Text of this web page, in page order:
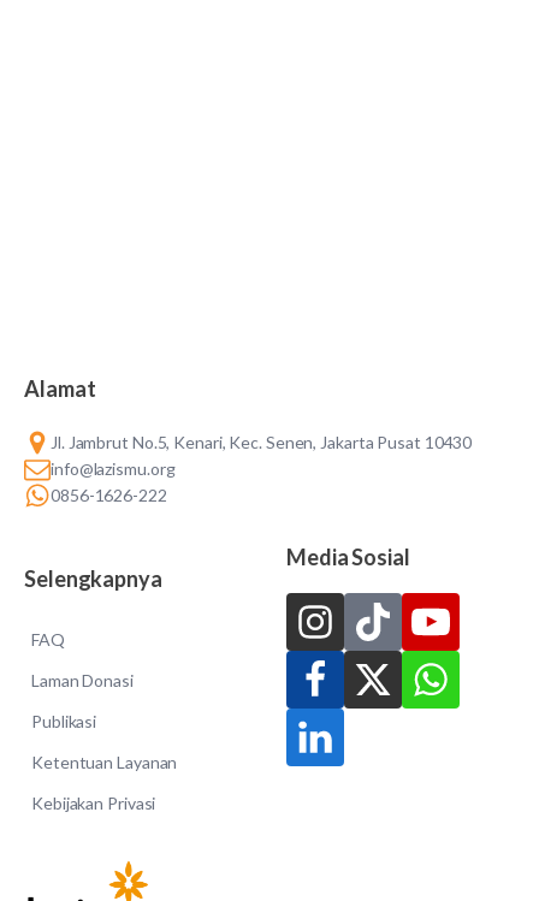
Alamat
Jl. Jambrut No.5, Kenari, Kec. Senen, Jakarta Pusat 10430
info@lazismu.org
0856-1626-222
Selengkapnya
FAQ
Laman Donasi
Publikasi
Ketentuan Layanan
Kebijakan Privasi
Media Sosial